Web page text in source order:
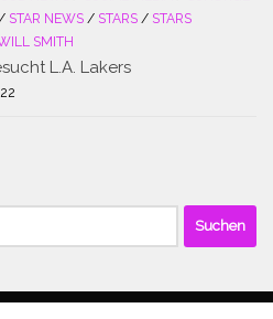
/ STAR NEWS / STARS / STARS
SMITH
L.A. Lakers